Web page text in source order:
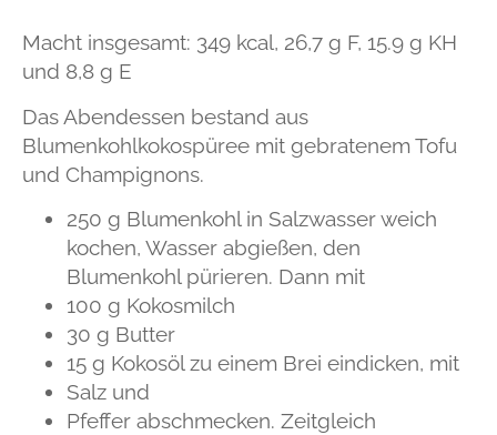
Macht insgesamt: 349 kcal, 26,7 g F, 15.9 g KH
und 8,8 g E
Das Abendessen bestand aus
Blumenkohlkokospüree mit gebratenem Tofu
und Champignons.
250 g Blumenkohl in Salzwasser weich
kochen, Wasser abgießen, den
Blumenkohl pürieren. Dann mit
100 g Kokosmilch
30 g Butter
15 g Kokosöl zu einem Brei eindicken, mit
Salz und
Pfeffer abschmecken. Zeitgleich